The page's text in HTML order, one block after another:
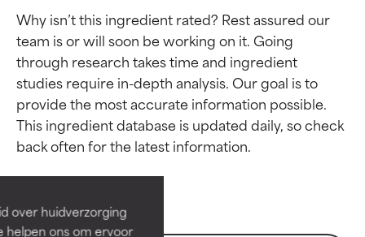
over huidverzorging
helpen ons om ervoor
Why isn’t this ingredient rated? Rest assured our
team is or will soon be working on it. Going
through research takes time and ingredient
studies require in-depth analysis. Our goal is to
provide the most accurate information possible.
This ingredient database is updated daily, so check
Beoordelingen van
ingrediënten
Bewezen en ondersteund door
onafhankelijk onderzoek.
Beoordelingen van
ingrediënten
Bewezen en ondersteund door
onafhankelijk onderzoek.